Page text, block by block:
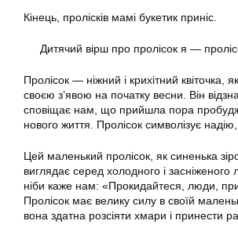
Кінець , пролісків мамі букетик приніс.
Дитячий вірш про пролісок я —
Пролісок — ніжний і крихітний квіточка,
своєю з’явою на початку весни. Він
сповіщає нам, що прийшла пора
нового життя. Пролісок символізує надію,
Цей маленький пролісок, як синенька
виглядає серед холодного і
ніби каже нам: «Прокидайтеся, люди,
Пролісок має велику силу в своїй
вона здатна розсіяти хмари і принести